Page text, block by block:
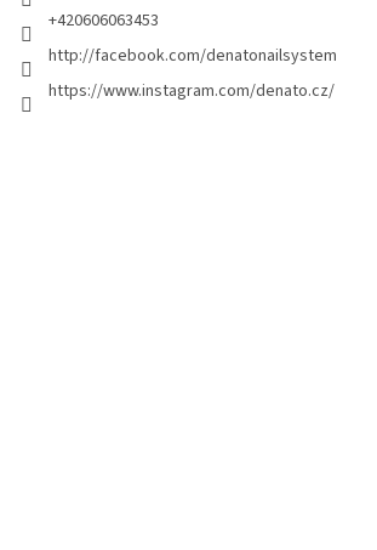
+420606063453
http://facebook.com/denatonailsystem
https://www.instagram.com/denato.cz/